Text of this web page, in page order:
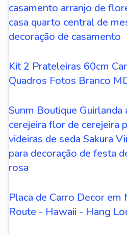
casamento arranjo de
casa quarto central de
decoração de casamento
Kit 2 Prateleiras 60cm
Quadros Fotos Branco
Sunm Boutique Guirlanda
cerejeira flor de cerejeira
videiras de seda Sakura
para decoração de festa
rosa
Placa de Carro Decor em
Route - Hawaii - Hang